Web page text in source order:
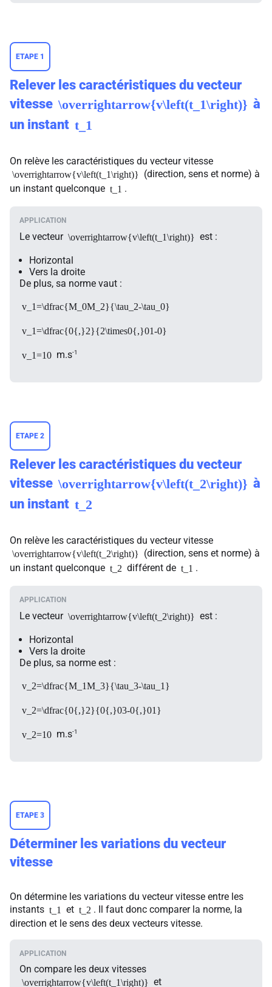
ETAPE 1
Relever les caractéristiques du vecteur
vitesse \overrightarrow{v\left(t_1\right)} à
un instant t_1
On relève les caractéristiques du vecteur vitesse
\overrightarrow{v\left(t_1\right)} (direction, sens et norme) à
un instant quelconque t_1 .
Le vecteur \overrightarrow{v\left(t_1\right)} est :
Horizontal
Vers la droite
De plus, sa norme vaut :
v_1=\dfrac{M_0M_2}{\tau_2-\tau_0}
v_1=\dfrac{0{,}2}{2\times0{,}01-0}
v_1=10 m.s-1
ETAPE 2
Relever les caractéristiques du vecteur
vitesse \overrightarrow{v\left(t_2\right)} à
un instant t_2
On relève les caractéristiques du vecteur vitesse
\overrightarrow{v\left(t_2\right)} (direction, sens et norme) à
un instant quelconque t_2 différent de t_1 .
Le vecteur \overrightarrow{v\left(t_2\right)} est :
Horizontal
Vers la droite
De plus, sa norme est :
v_2=\dfrac{M_1M_3}{\tau_3-\tau_1}
v_2=\dfrac{0{,}2}{0{,}03-0{,}01}
v_2=10 m.s-1
ETAPE 3
Déterminer les variations du vecteur
vitesse
On détermine les variations du vecteur vitesse entre les
instants t_1 et t_2 . Il faut donc comparer la norme, la
direction et le sens des deux vecteurs vitesse.
On compare les deux vitesses
\overrightarrow{v\left(t_1\right)} et